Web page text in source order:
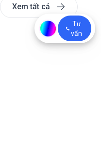
Xem tất cả
Tư
vấn